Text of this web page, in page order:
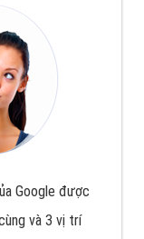
Google được
và 3 vị trí